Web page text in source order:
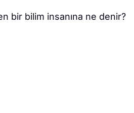
bir bilim insanına ne denir?